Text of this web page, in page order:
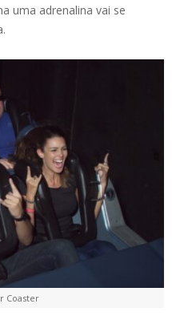
uma adrenalina vai se
Coaster